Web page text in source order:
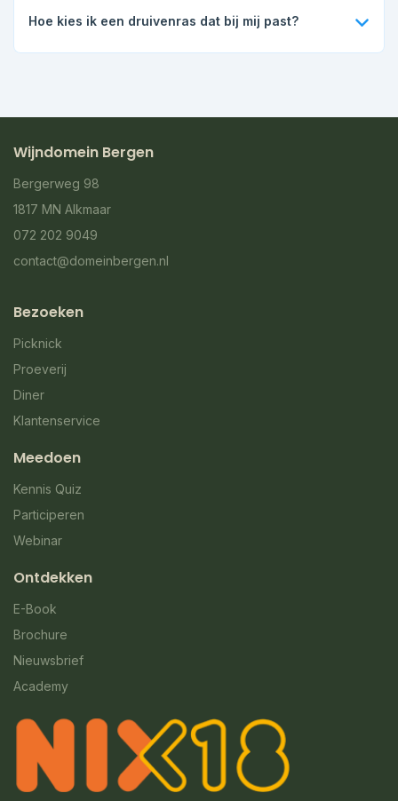
Sauvitage en Souvignier Gris. Voor rood zijn Cabaret Noir,
Hoe kies ik een druivenras dat bij mij past?
Kies op smaak: fris wit, aromatisch wit, soepel rood of
Wijndomein Bergen
Bergerweg 98
1817 MN Alkmaar
072 202 9049
contact@domeinbergen.nl
Bezoeken
Picknick
Proeverij
Diner
Klantenservice
Meedoen
Kennis Quiz
Participeren
Webinar
Ontdekken
E-Book
Brochure
Nieuwsbrief
Academy